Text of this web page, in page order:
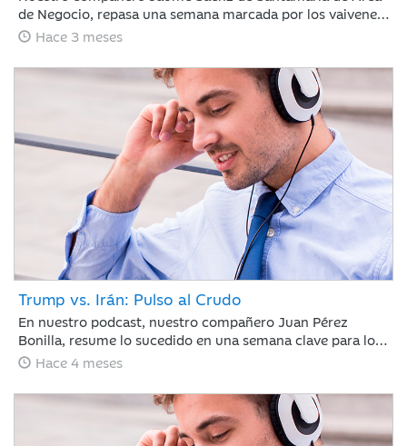
de Negocio, repasa una semana marcada por los vaivenes
en las negociaciones entre Irán y EEUU, la noticia positiva
de forma abrupta como podría esperarse.
Hace 3 meses
Trump vs. Irán: Pulso al Crudo
En nuestro podcast, nuestro compañero Juan Pérez
Bonilla, resume lo sucedido en una semana clave para los
mercados en la que Trump ha vuelto a retrasar el
infraestructura energética iraní para llevar al país a la
“edad de piedra” si no se reabre el estrecho de Ormuz
antes del martes por la noche.
Hace 4 meses